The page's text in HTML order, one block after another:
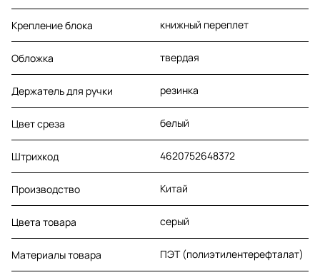
Крепление блока книжный переплет
Обложка твердая
Держатель для ручки резинка
Цвет среза белый
Штрихкод 4620752648372
Производство Китай
Цвета товара серый
Материалы товара ПЭТ (полиэтилентерефталат)